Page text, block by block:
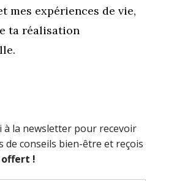
mes expériences de vie,
ta réalisation